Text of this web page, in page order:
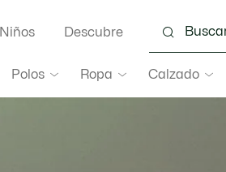
Polos Ropa Calzado
Niños Descubre